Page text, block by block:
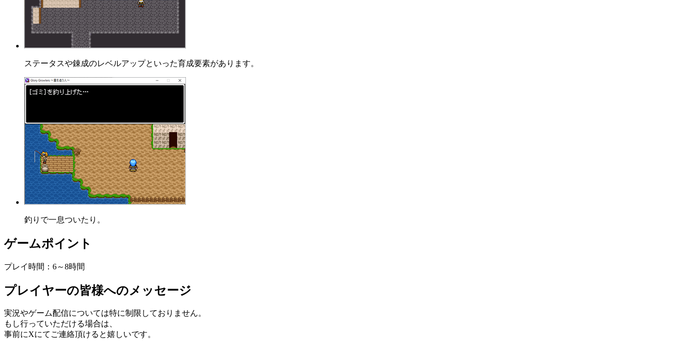
ステータスや錬成のレベルアップといった育成要素があります。
釣りで一息ついたり。
ゲームポイント
プレイ時間：6～8時間
プレイヤーの皆様へのメッセージ
実況やゲーム配信については特に制限しておりません。
もし行っていただける場合は、
事前にXにてご連絡頂けると嬉しいです。